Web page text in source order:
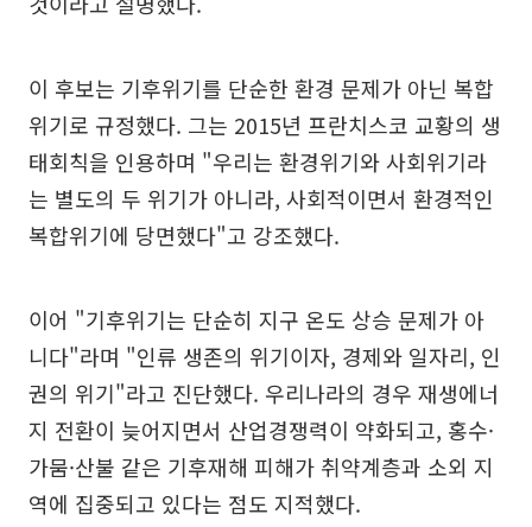
이 후보는 기후위기를 단순한 환경 문제가 아닌 복합
위기로 규정했다. 그는 2015년 프란치스코 교황의 생
태회칙을 인용하며 "우리는 환경위기와 사회위기라
는 별도의 두 위기가 아니라, 사회적이면서 환경적인
복합위기에 당면했다"고 강조했다.
이어 "기후위기는 단순히 지구 온도 상승 문제가 아
니다"라며 "인류 생존의 위기이자, 경제와 일자리, 인
권의 위기"라고 진단했다. 우리나라의 경우 재생에너
지 전환이 늦어지면서 산업경쟁력이 약화되고, 홍수·
가뭄·산불 같은 기후재해 피해가 취약계층과 소외 지
역에 집중되고 있다는 점도 지적했다.